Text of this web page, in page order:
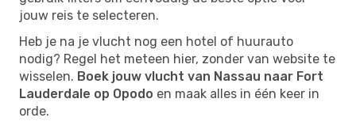
jouw reis te selecteren.
Heb je na je vlucht nog een hotel of huurauto
nodig? Regel het meteen hier, zonder van website te
wisselen. Boek jouw vlucht van Nassau naar Fort
Lauderdale op Opodo en maak alles in één keer in
orde.